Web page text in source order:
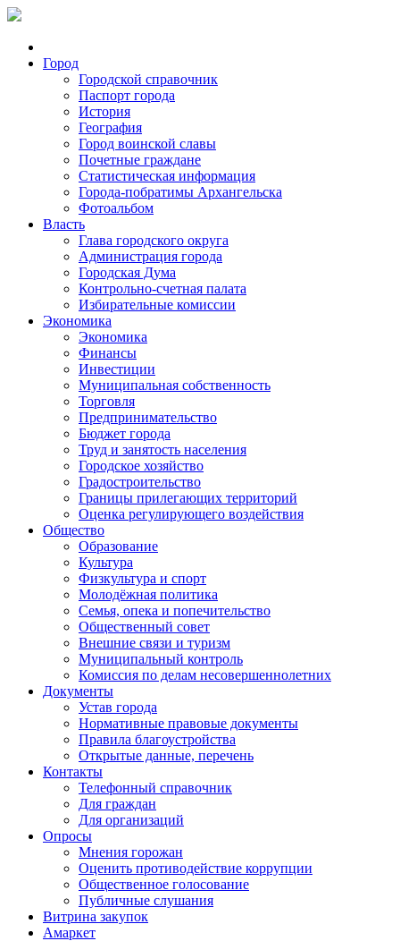
Город
Городской справочник
Паспорт города
История
География
Город воинской славы
Почетные граждане
Статистическая информация
Города-побратимы Архангельска
Фотоальбом
Власть
Глава городского округа
Администрация города
Городская Дума
Контрольно-счетная палата
Избирательные комиссии
Экономика
Экономика
Финансы
Инвестиции
Муниципальная собственность
Торговля
Предпринимательство
Бюджет города
Труд и занятость населения
Городское хозяйство
Градостроительство
Границы прилегающих территорий
Оценка регулирующего воздействия
Общество
Образование
Культура
Физкультура и спорт
Молодёжная политика
Семья, опека и попечительство
Общественный совет
Внешние связи и туризм
Муниципальный контроль
Комиссия по делам несовершеннолетних
Документы
Устав города
Нормативные правовые документы
Правила благоустройства
Открытые данные, перечень
Контакты
Телефонный справочник
Для граждан
Для организаций
Опросы
Мнения горожан
Оценить противодействие коррупции
Общественное голосование
Публичные слушания
Витрина закупок
Амаркет